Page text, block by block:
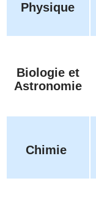
Physique
Biologie et
Astronomie
Chimie